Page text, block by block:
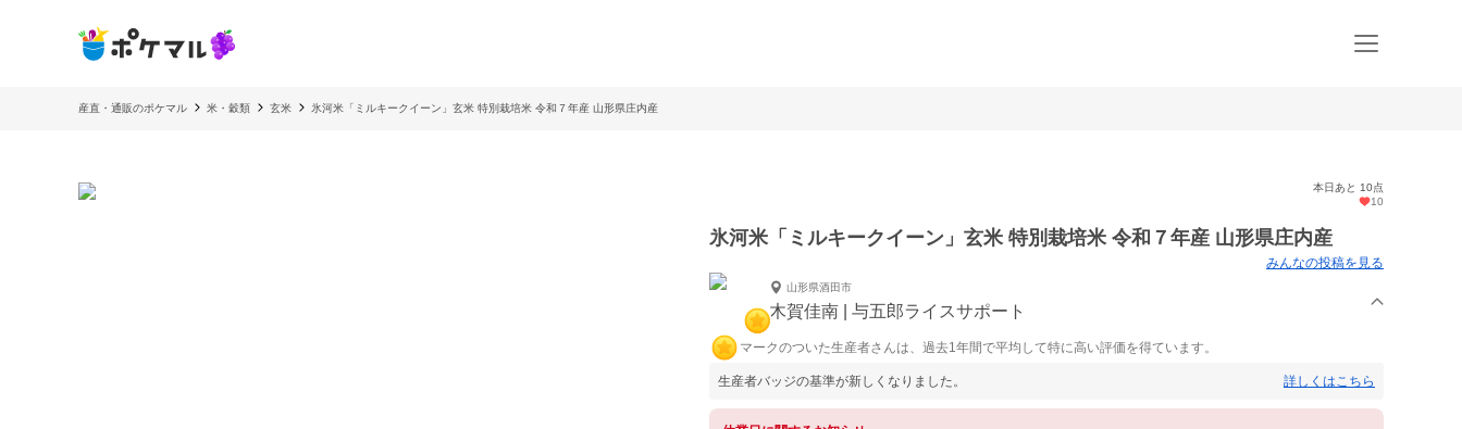
産直・通販のポケマル 米・穀類 玄米 氷河米「ミルキークイーン」玄米 特別栽培米 令和７年産 山形県庄内産
本日あと 10点
10
氷河米「ミルキークイーン」玄米 特別栽培米 令和７年産 山形県庄内産
みんなの投稿を見る
山形県酒田市
木賀佳南 | 与五郎ライスサポート
マークのついた生産者さんは、過去1年間で平均して特に高い評価を得ています。
生産者バッジの基準が新しくなりました。 詳しくはこちら